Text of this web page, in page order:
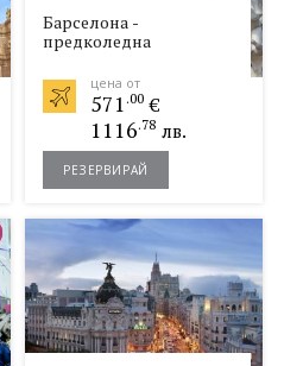
Барселона -
предколедна
цена от
571 .00 €
1116.78 лв.
РЕЗЕРВИРАЙ